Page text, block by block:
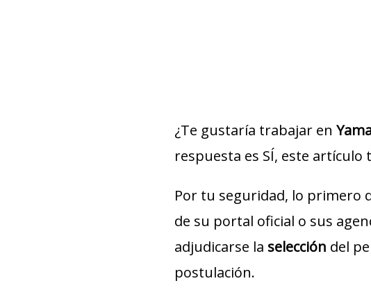
¿Te gustaría trabajar en
respuesta es SÍ, este artículo
Por tu seguridad, lo primero
de su portal oficial o sus
adjudicarse la selección del
postulación.